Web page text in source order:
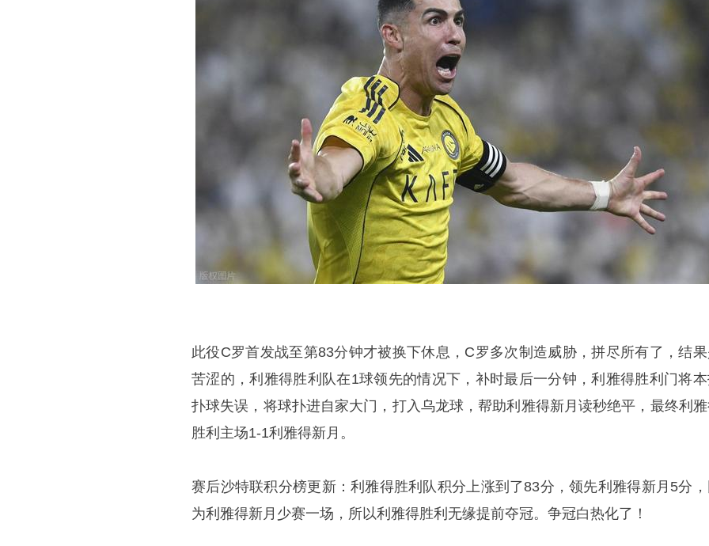
此役C罗首发战至第83分钟才被换下休息，C罗多次制造威胁，拼尽所有了，结
苦涩的，利雅得胜利队在1球领先的情况下，补时最后一分钟，利雅得胜利门将
扑球失误，将球扑进自家大门，打入乌龙球，帮助利雅得新月读秒绝平，最终利
胜利主场1-1利雅得新月。
赛后沙特联积分榜更新：利雅得胜利队积分上涨到了83分，领先利雅得新月5分
为利雅得新月少赛一场，所以利雅得胜利无缘提前夺冠。争冠白热化了！